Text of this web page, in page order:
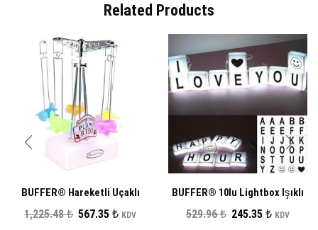
Related Products
BUFFER® Hareketli Uçaklı
Kurmalı Hediyelik Küçük Müzik
1,225.48₺ Orijinal
567.35₺Şu
KDV
BUFFER® 10lu Lightbox Işıklı
Harf Mesaj Panosu Dekoratif
529.96₺ Orijinal
245.35 ₺Şu
KDV